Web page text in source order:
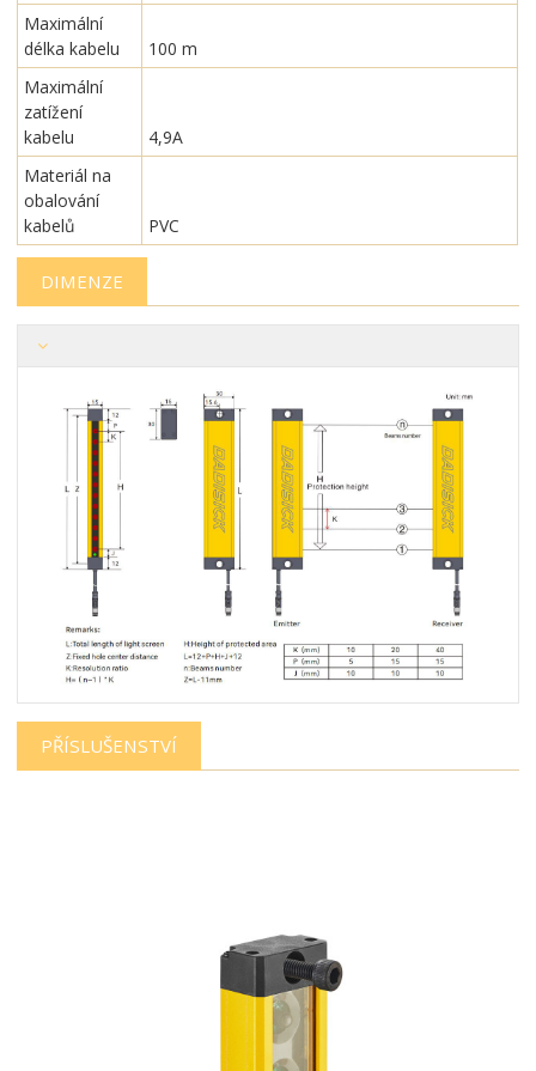
Maximální
délka kabelu
100 m
Maximální
zatížení
kabelu
4,9A
Materiál na
obalování
kabelů
PVC
DIMENZE
PŘÍSLUŠENSTVÍ